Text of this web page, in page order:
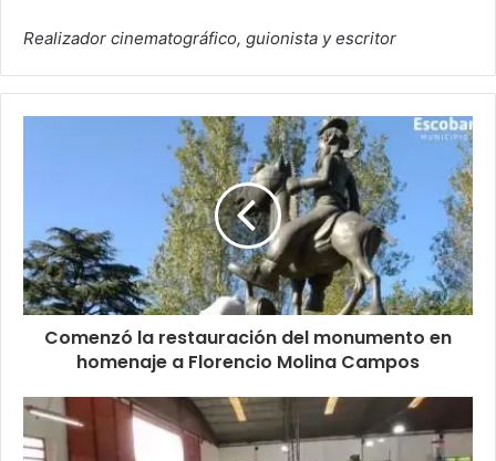
Realizador cinematográfico, guionista y escritor
Comenzó la restauración del monumento en
homenaje a Florencio Molina Campos